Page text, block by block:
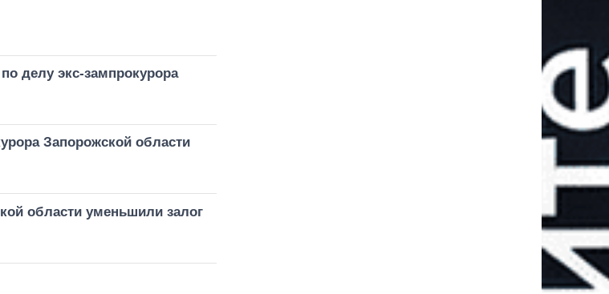
делу экс-зампрокурора
Запорожской области
области уменьшили залог